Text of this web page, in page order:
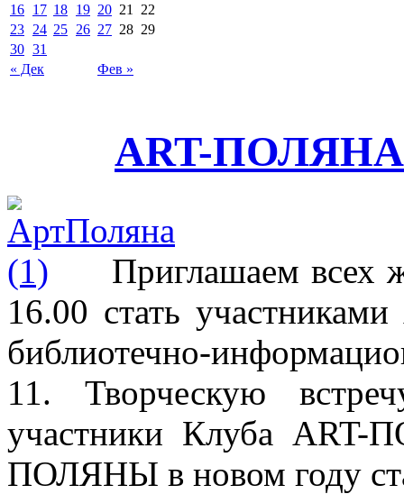
« Дек Фев »
16 17 18 19 20 21
22
23 24 25 26 27 28 29
30 31
ART-ПОЛЯНА
Приглашаем всех
16.00 стать
библиотечно-
11. Творческую
участники Клуба
ПОЛЯНЫ в новом году